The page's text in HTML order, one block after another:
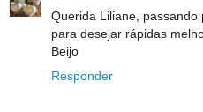
Querida Liliane,
para desejar rápidas
Beijo
Responder